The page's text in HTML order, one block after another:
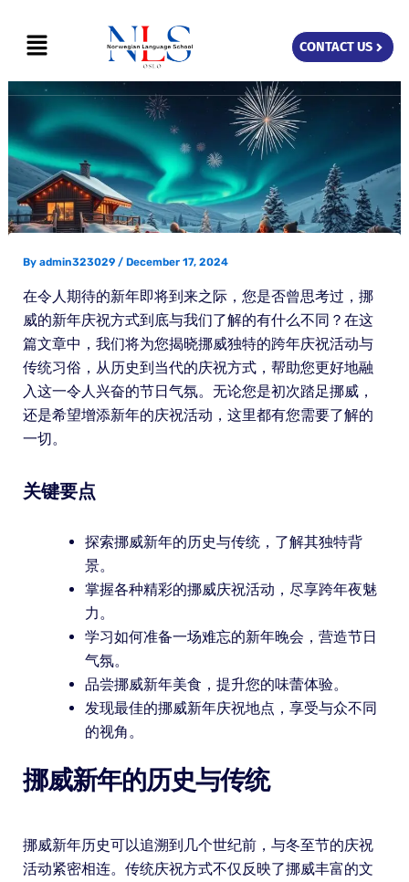
content
Menu CONTACT US
By admin323029 / December 17, 2024
在令人期待的新年即将到来之际，您是否曾思考过，挪
威的新年庆祝方式到底与我们了解的有什么不同？在这
篇文章中，我们将为您揭晓挪威独特的跨年庆祝活动与
传统习俗，从历史到当代的庆祝方式，帮助您更好地融
入这一令人兴奋的节日气氛。无论您是初次踏足挪威，
还是希望增添新年的庆祝活动，这里都有您需要了解的
一切。
关键要点
探索挪威新年的历史与传统，了解其独特背
景。
掌握各种精彩的挪威庆祝活动，尽享跨年夜魅
力。
学习如何准备一场难忘的新年晚会，营造节日
气氛。
品尝挪威新年美食，提升您的味蕾体验。
发现最佳的挪威新年庆祝地点，享受与众不同
的视角。
挪威新年的历史与传统
挪威新年历史可以追溯到几个世纪前，与冬至节的庆祝
活动紧密相连。传统庆祝方式不仅反映了挪威丰富的文